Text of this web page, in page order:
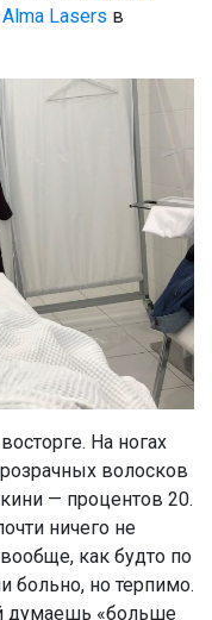
Lasers в
На ногах
волосков
— процентов 20.
ничего не
как будто по
больно, но терпимо.
думаешь «больше